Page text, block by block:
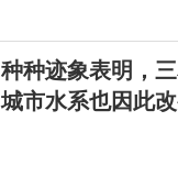
种迹象表明，
市水系也因此